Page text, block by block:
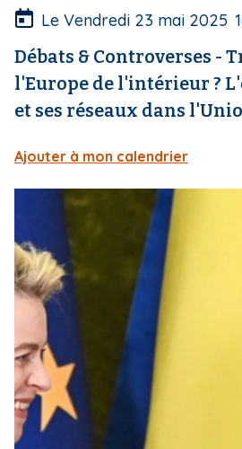
e
Le Vendredi 23 mai 2025
Débats & Controverses -
l'Europe de l'intérieur ?
et ses réseaux dans
Ajouter à mon calendrier
a
g
e
c
o
u
v
e